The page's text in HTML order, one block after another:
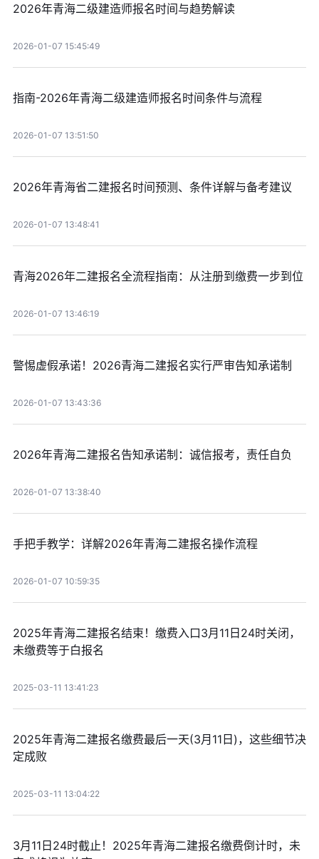
2026年青海二级建造师报名时间与趋势解读
2026-01-07 15:45:49
指南-2026年青海二级建造师报名时间条件与流程
2026-01-07 13:51:50
2026年青海省二建报名时间预测、条件详解与备考建议
2026-01-07 13:48:41
青海2026年二建报名全流程指南：从注册到缴费一步到位
2026-01-07 13:46:19
警惕虚假承诺！2026青海二建报名实行严审告知承诺制
2026-01-07 13:43:36
2026年青海二建报名告知承诺制：诚信报考，责任自负
2026-01-07 13:38:40
手把手教学：详解2026年青海二建报名操作流程
2026-01-07 10:59:35
2025年青海二建报名结束！缴费入口3月11日24时关闭，
未缴费等于白报名
2025-03-11 13:41:23
2025年青海二建报名缴费最后一天(3月11日)，这些细节决
定成败
2025-03-11 13:04:22
3月11日24时截止！2025年青海二建报名缴费倒计时，未